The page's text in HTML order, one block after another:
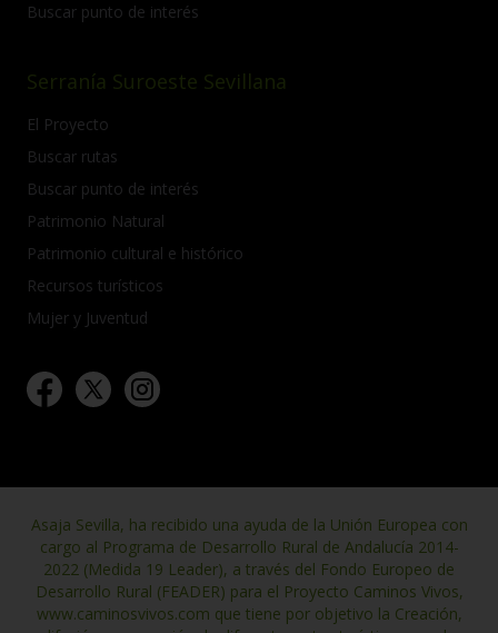
Buscar punto de interés
Serranía Suroeste Sevillana
El Proyecto
Buscar rutas
Buscar punto de interés
Patrimonio Natural
Patrimonio cultural e histórico
Recursos turísticos
Mujer y Juventud
Asaja Sevilla, ha recibido una ayuda de la Unión Europea con
cargo al Programa de Desarrollo Rural de Andalucía 2014-
2022 (Medida 19 Leader), a través del Fondo Europeo de
Desarrollo Rural (FEADER) para el Proyecto Caminos Vivos,
www.caminosvivos.com que tiene por objetivo la Creación,